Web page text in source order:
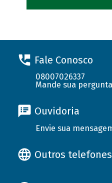
Fale Conosco
08007026337
Mande sua pergunta
Ouvidoria
Envie sua
Outros